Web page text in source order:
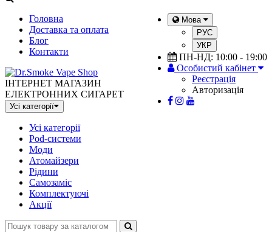
Головна
Доставка та оплата
Блог
Контакти
Мова
РУС
УКР
ПН-НД: 10:00 - 19:00
Особистий кабінет
Реєстрація
Авторизація
ІНТЕРНЕТ МАГАЗИН
ЕЛЕКТРОННИХ СИГАРЕТ
Усі категорії
Усі категорії
Pod-системи
Моди
Атомайзери
Рідини
Самозаміс
Комплектуючі
Акції